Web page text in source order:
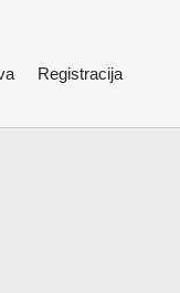
Registracija